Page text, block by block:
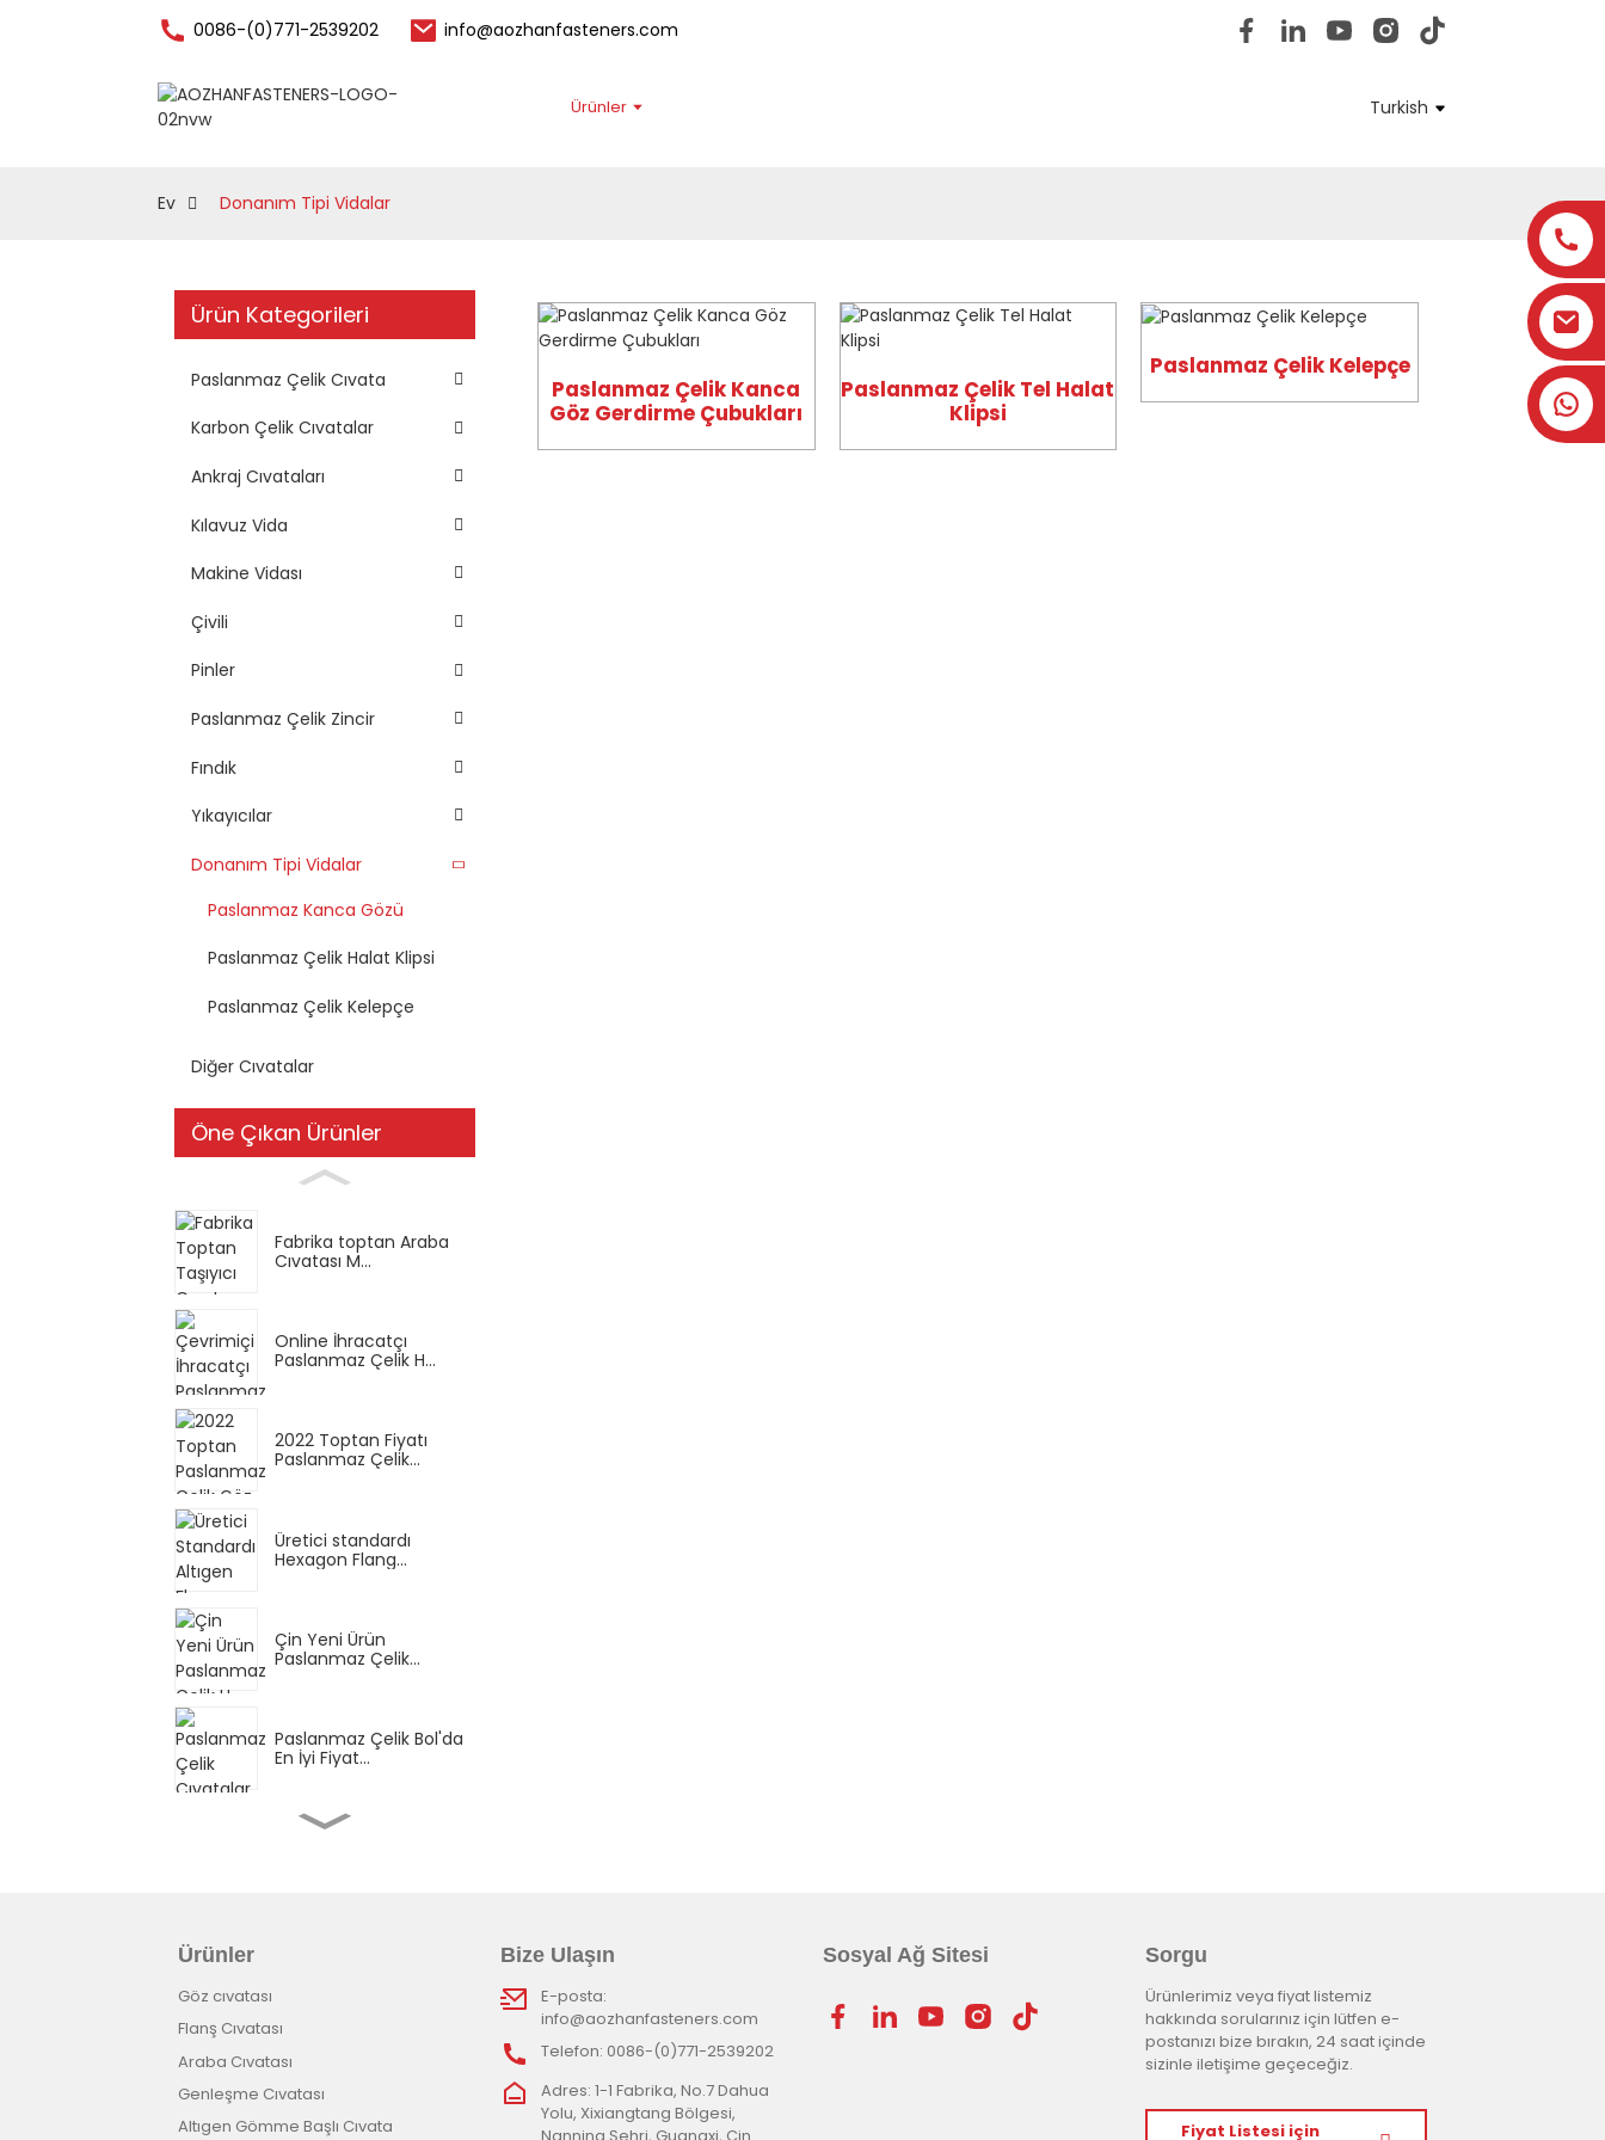
0086-(0)771-2539202 info@aozhanfasteners.com
Ürünler Turkish
Donanım Tipi Vidalar
Ev Donanım Tipi Vidalar
Ürün Kategorileri
Paslanmaz Çelik Cıvata
Karbon Çelik Cıvatalar
Ankraj Cıvataları
Kılavuz Vida
Makine Vidası
Çivili
Pinler
Paslanmaz Çelik Zincir
Fındık
Yıkayıcılar
Donanım Tipi Vidalar
Paslanmaz Kanca Gözü
Paslanmaz Çelik Halat Klipsi
Paslanmaz Çelik Kelepçe
Diğer Cıvatalar
Öne Çıkan Ürünler
Fabrika toptan Araba
Cıvatası M...
Online İhracatçı
Paslanmaz Çelik H...
2022 Toptan Fiyatı
Paslanmaz Çelik...
Üretici standardı
Hexagon Flang...
Çin Yeni Ürün
Paslanmaz Çelik...
Paslanmaz Çelik Bol'da
En İyi Fiyat...
Yüksek çözünürlüklü
Paslanmaz Çelik E...
Paslanmaz Çelik Kanca
Göz Gerdirme Çubukları
Paslanmaz Çelik Tel Halat
Klipsi
Paslanmaz Çelik Kelepçe
Ürünler
Göz cıvatası
Flanş Cıvatası
Araba Cıvatası
Genleşme Cıvatası
Altıgen Gömme Başlı Cıvata
Bize Ulaşın
E-posta:
info@aozhanfasteners.com
Telefon: 0086-(0)771-2539202
Adres: 1-1 Fabrika, No.7 Dahua
Yolu, Xixiangtang Bölgesi,
Nanning Şehri, Guangxi, Çin
Sosyal Ağ Sitesi Sorgu
Ürünlerimiz veya fiyat listemiz
hakkında sorularınız için lütfen e-
postanızı bize bırakın, 24 saat içinde
sizinle iletişime geçeceğiz.
Fiyat Listesi için